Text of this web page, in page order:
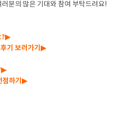
분의 많은 기대와 참여 부탁드려요!
?▶
기 보러가기▶
▶
점하기▶